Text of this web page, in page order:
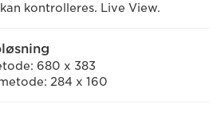
kontrolleres. Live View.
680 x 383
284 x 160